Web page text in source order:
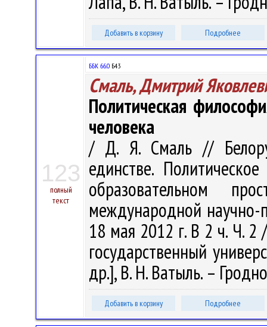
Добавить в корзину Подробнее
123
полный
текст
ББК 66.0 Б43
Смаль, Дмитрий
Политическая
человека
/ Д. Я. Смаль //
единстве.
образовательном
международной научно-
18 мая 2012 г. В 2 ч. Ч. 2
государственный
др.], В. Н. Ватыль. –
Добавить в корзину Подробнее